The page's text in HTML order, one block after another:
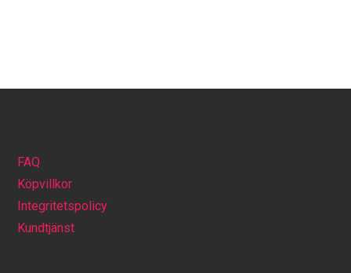
FAQ
Köpvillkor
Integritetspolicy
Kundtjänst